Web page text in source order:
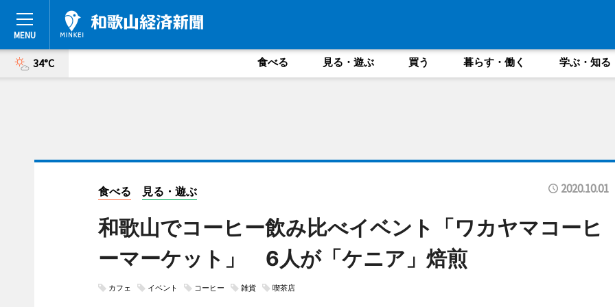
34°C 食べる 見る・遊ぶ 買う 暮らす・働く 学ぶ・知る
食べる 見る・遊ぶ 2020.10.01
和歌山でコーヒー飲み比べイベント「ワカヤマコーヒ
ーマーケット」 6人が「ケニア」焙煎
カフェ イベント コーヒー 雑貨 喫茶店